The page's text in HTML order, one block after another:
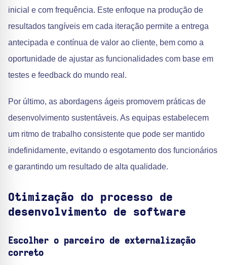
inicial e com frequência. Este enfoque na produção de
resultados tangíveis em cada iteração permite a entrega
antecipada e contínua de valor ao cliente, bem como a
oportunidade de ajustar as funcionalidades com base em
testes e feedback do mundo real.
Por último, as abordagens ágeis promovem práticas de
desenvolvimento sustentáveis. As equipas estabelecem
um ritmo de trabalho consistente que pode ser mantido
indefinidamente, evitando o esgotamento dos funcionários
e garantindo um resultado de alta qualidade.
Otimização do processo de
desenvolvimento de software
Escolher o parceiro de externalização
correto